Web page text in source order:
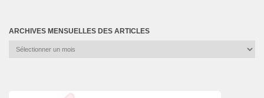
ARCHIVES MENSUELLES DES ARTICLES
Archives